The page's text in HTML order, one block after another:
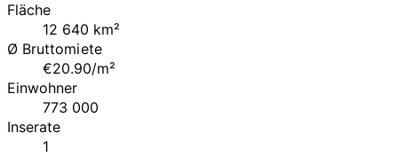
Fläche
12 640 km²
Ø Bruttomiete
€20.90/m²
Einwohner
773 000
Inserate
1